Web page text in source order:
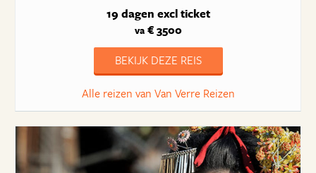
19 dagen excl ticket
va€ 3500
BEKIJK DEZE REIS
Alle reizen van Van Verre Reizen